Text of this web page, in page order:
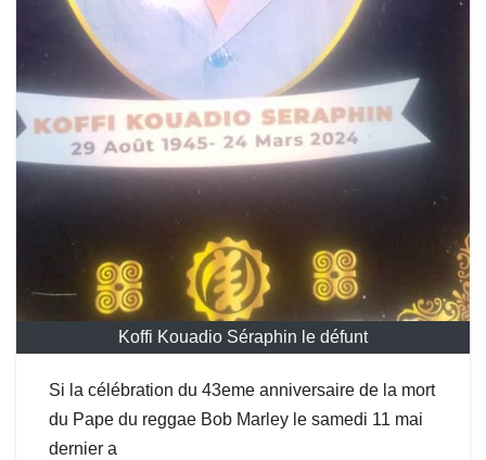
Koffi Kouadio Séraphin le défunt
Si la célébration du 43eme anniversaire de la mort
du Pape du reggae Bob Marley le samedi 11 mai
dernier a